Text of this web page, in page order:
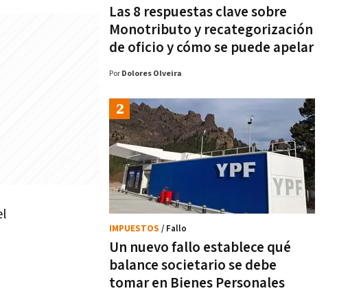
Las 8 respuestas clave sobre
Monotributo y recategorización
de oficio y cómo se puede apelar
Por Dolores Olveira
Un nuevo fallo establece qué
balance societario se debe
tomar en Bienes Personales
IMPUESTOS / Fallo